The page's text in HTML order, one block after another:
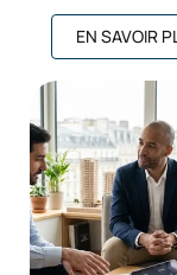
EN SAVOIR